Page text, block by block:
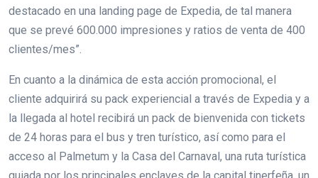
destacado en una landing page de Expedia, de tal manera
que se prevé 600.000 impresiones y ratios de venta de 400
clientes/mes”.
En cuanto a la dinámica de esta acción promocional, el
cliente adquirirá su pack experiencial a través de Expedia y a
la llegada al hotel recibirá un pack de bienvenida con tickets
de 24 horas para el bus y tren turístico, así como para el
acceso al Palmetum y la Casa del Carnaval, una ruta turística